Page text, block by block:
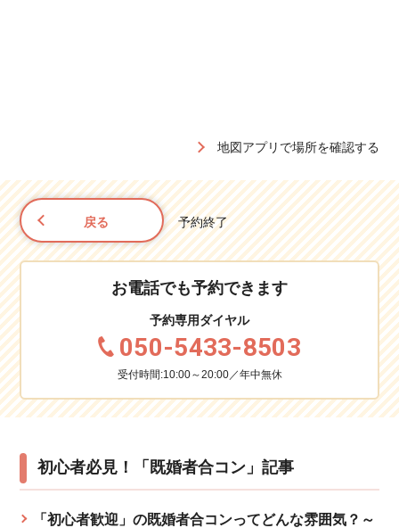
地図アプリで場所を確認する
戻る 予約終了
お電話でも予約できます
予約専用ダイヤル
050-5433-8503
受付時間:10:00～20:00／年中無休
初心者必見！「既婚者合コン」記事
「初心者歓迎」の既婚者合コンってどんな雰囲気？～